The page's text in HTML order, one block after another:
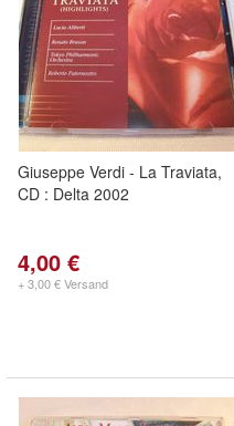
Giuseppe Verdi - La Traviata,
CD : Delta 2002
4,00 €
+ 3,00 € Versand